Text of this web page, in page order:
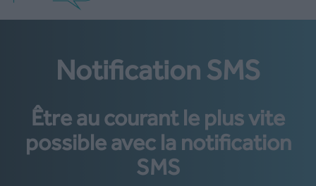
Notification SMS
Être au courant le plus vite
possible avec la notification
SMS